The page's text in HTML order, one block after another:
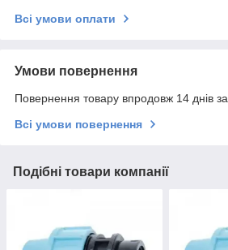
Всі умови оплати
Умови повернення
Повернення товару впродовж 14 днів
Всі умови повернення
Подібні товари компанії